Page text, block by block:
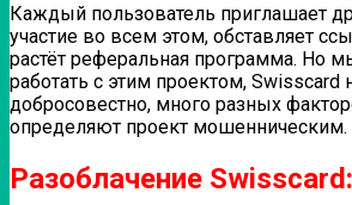
Каждый пользователь приглашает
участие во всем этом, обставляет
растёт реферальная программа. Но
работать с этим проектом, Swisscard
добросовестно, много разных
определяют проект мошенническим.
Разоблачение Swisscard: